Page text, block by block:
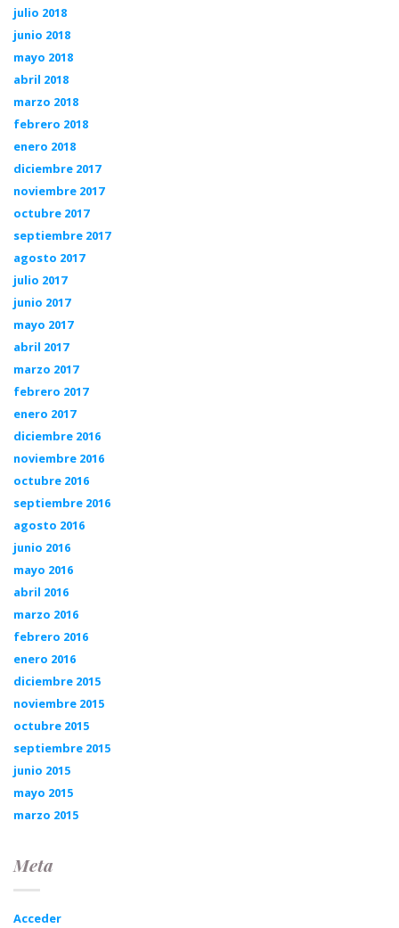
julio 2018
junio 2018
mayo 2018
abril 2018
marzo 2018
febrero 2018
enero 2018
diciembre 2017
noviembre 2017
octubre 2017
septiembre 2017
agosto 2017
julio 2017
junio 2017
mayo 2017
abril 2017
marzo 2017
febrero 2017
enero 2017
diciembre 2016
noviembre 2016
octubre 2016
septiembre 2016
agosto 2016
junio 2016
mayo 2016
abril 2016
marzo 2016
febrero 2016
enero 2016
diciembre 2015
noviembre 2015
octubre 2015
septiembre 2015
junio 2015
mayo 2015
marzo 2015
Meta
Acceder